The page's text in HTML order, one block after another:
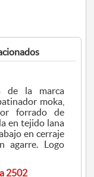
de la marca
forrado de
Logo
2502